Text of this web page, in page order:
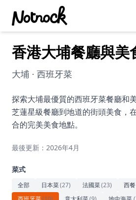
精選活動
博客文章
約會好去處
美食佳餚
香港大埔餐廳與美
大埔 · 西班牙菜
探索大埔最優質的西班牙菜餐廳和
芝蓮星級餐廳到地道的街頭美食，
合的完美美食地點。
最後更新：2026年4月
菜式
全部 日本菜(27) 法國菜(23) 西餐